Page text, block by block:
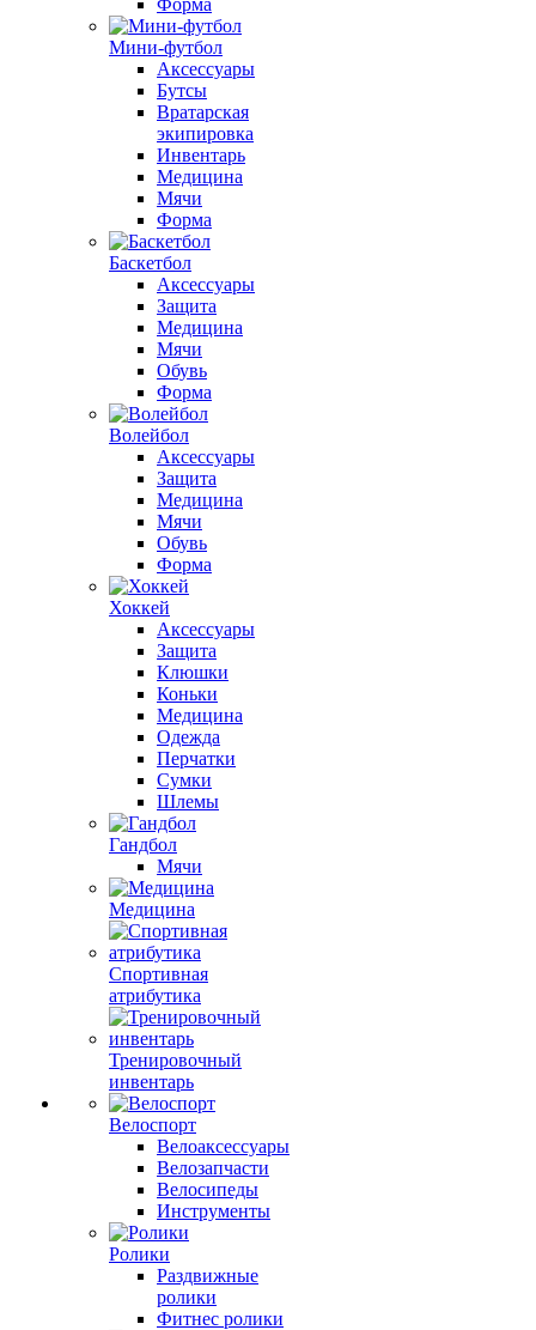
Форма
Мини-футбол
Аксессуары
Бутсы
Вратарская
экипировка
Инвентарь
Медицина
Мячи
Форма
Баскетбол
Аксессуары
Защита
Медицина
Мячи
Обувь
Форма
Волейбол
Аксессуары
Защита
Медицина
Мячи
Обувь
Форма
Хоккей
Аксессуары
Защита
Клюшки
Коньки
Медицина
Одежда
Перчатки
Сумки
Шлемы
Гандбол
Мячи
Медицина
Спортивная
атрибутика
Тренировочный
инвентарь
Велоспорт
Велоаксессуары
Велозапчасти
Велосипеды
Инструменты
Ролики
Раздвижные
ролики
Фитнес ролики